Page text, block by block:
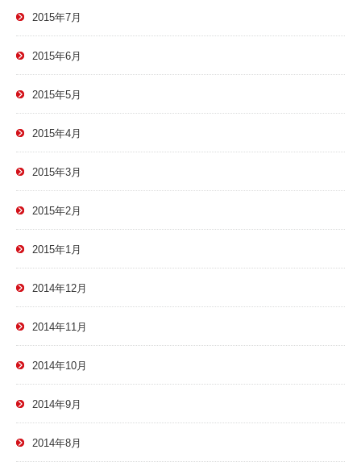
2015年7月
2015年6月
2015年5月
2015年4月
2015年3月
2015年2月
2015年1月
2014年12月
2014年11月
2014年10月
2014年9月
2014年8月